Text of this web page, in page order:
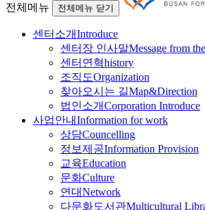
전체메뉴 전체메뉴 닫기
센터소개Introduce
센터장 인사말Message from
센터연혁history
조직도Organization
찾아오시는 길Map&Direction
법인소개Corporation Introduce
사업안내Information for work
상담Councelling
정보제공Information Provision
교육Education
문화Culture
연대Network
다문화도서관Multicultural